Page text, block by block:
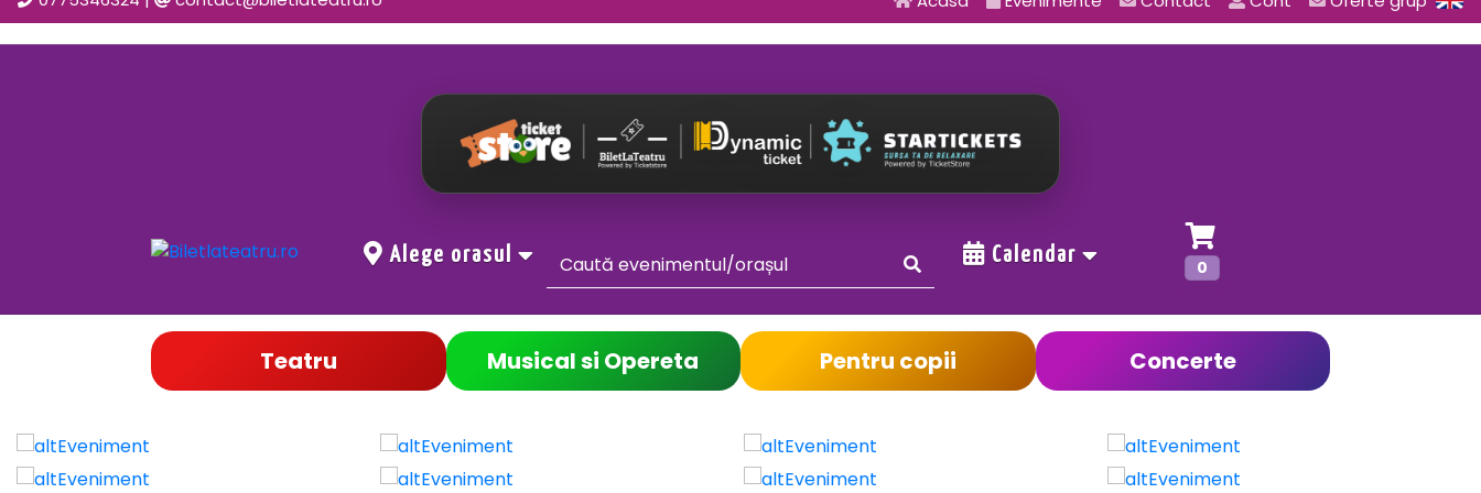
Alege orasul Calendar
0
Teatru Musical si Opereta Pentru copii Concerte